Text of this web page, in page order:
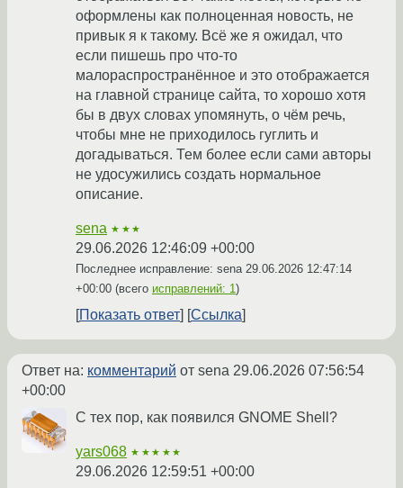
оформлены как полноценная новость, не
привык я к такому. Всё же я ожидал, что
если пишешь про что-то
малораспространённое и это отображается
на главной странице сайта, то хорошо хотя
бы в двух словах упомянуть, о чём речь,
чтобы мне не приходилось гуглить и
догадываться. Тем более если сами авторы
не удосужились создать нормальное
описание.
sena ★★★
29.06.2026 12:46:09 +00:00
Последнее исправление: sena 29.06.2026 12:47:14
+00:00 (всего исправлений: 1)
Показать ответ Ссылка
Ответ на: комментарий от sena 29.06.2026 07:56:54
+00:00
С тех пор, как появился GNOME Shell?
yars068 ★★★★★
29.06.2026 12:59:51 +00:00